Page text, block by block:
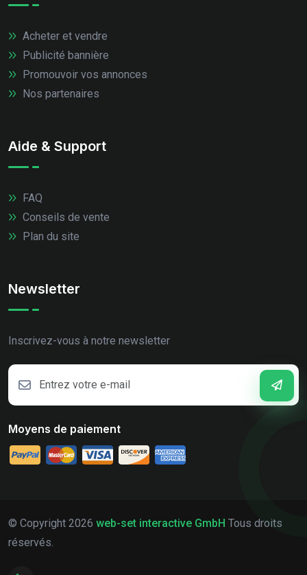
Acheter et vendre
Publicité bannière
Promouvoir vos annonces
Nos partenaires
Aide & Support
FAQ
Conseils de vente
Plan du site
Newsletter
Inscrivez-vous à notre newsletter
Moyens de paiement
© Copyright 2026 web-set interactive GmbH Tous droits
réservés.